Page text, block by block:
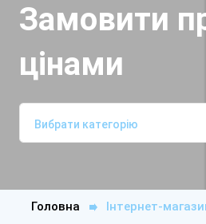
Замовити
цінами
Вибрати категорію
Головна Інтернет-